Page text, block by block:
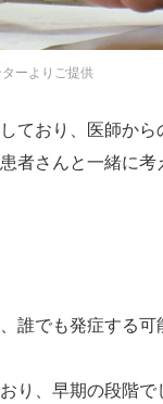
ーよりご提供
ており、医師か
者さんと一緒に
誰でも発症する可
り、早期の段階